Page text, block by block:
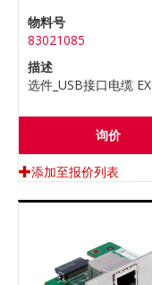
物料号
83021085
描述
选件_USB接口电缆 EX
询价
添加至报价列表